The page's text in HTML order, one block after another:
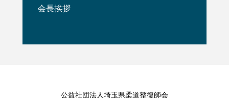
会長挨拶
公益社団法人埼玉県柔道整復師会